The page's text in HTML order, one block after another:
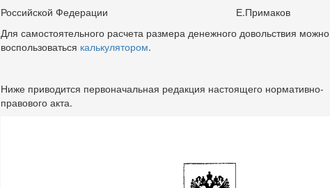
Российской Федерации Е.Примаков
Для самостоятельного расчета размера денежного довольствия можно
воспользоваться калькулятором.
Ниже приводится первоначальная редакция настоящего нормативно-
правового акта.